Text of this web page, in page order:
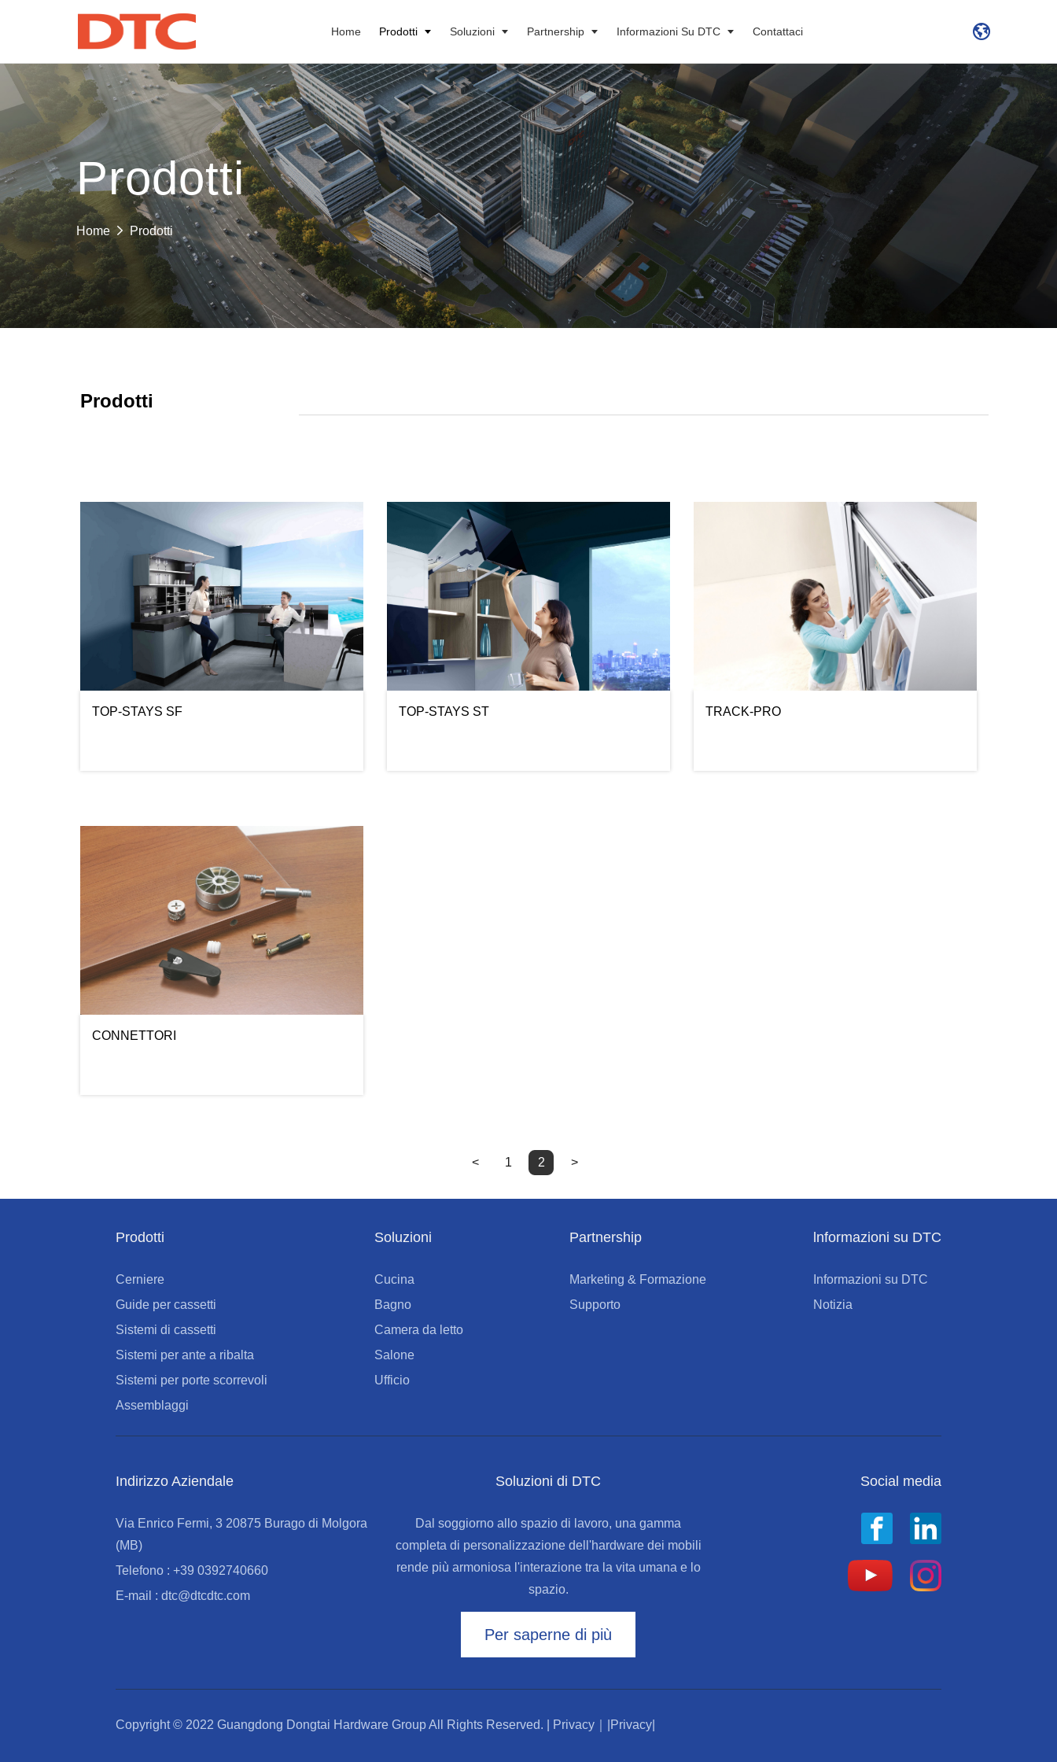
Home Prodotti Soluzioni Partnership Informazioni Su DTC Contattaci
Prodotti
Home Prodotti
Prodotti
TOP-STAYS SF TOP-STAYS ST TRACK-PRO
CONNETTORI
< 1 2 >
Prodotti
Cerniere
Guide per cassetti
Sistemi di cassetti
Sistemi per ante a ribalta
Sistemi per porte scorrevoli
Assemblaggi
Soluzioni
Cucina
Bagno
Camera da letto
Salone
Ufficio
Partnership
Marketing & Formazione
Supporto
lnformazioni su DTC
Informazioni su DTC
Notizia
Indirizzo Aziendale
Via Enrico Fermi, 3 20875 Burago di Molgora
(MB)
Telefono : +39 0392740660
E-mail : dtc@dtcdtc.com
Soluzioni di DTC
Dal soggiorno allo spazio di lavoro, una gamma
completa di personalizzazione dell'hardware dei mobili
rende più armoniosa l'interazione tra la vita umana e lo
spazio.
Per saperne di più
Social media
Copyright © 2022 Guangdong Dongtai Hardware Group All Rights Reserved. | Privacy｜ |Privacy|